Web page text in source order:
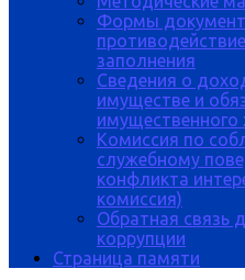
Формы
заполнения
Сведения о
имуществе и
имущественного
Комиссия по
служебному
конфликта
комиссия)
Обратная связь
коррупции
Страница памяти